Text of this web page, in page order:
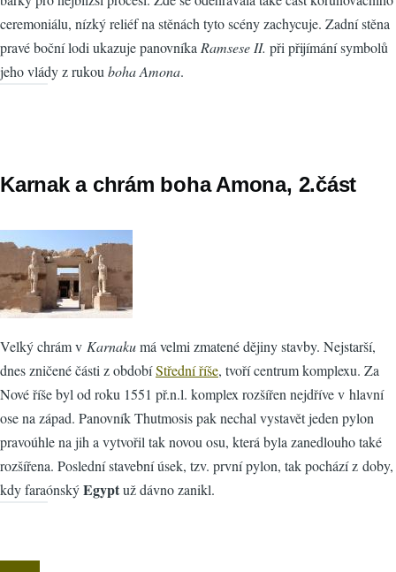
ceremoniálu, nízký reliéf na stěnách tyto scény zachycuje. Zadní stěna
pravé boční lodi ukazuje panovníkaRamsese II. při přijímání symbolů
jeho vlády z rukouboha Amona.
Karnak a chrám boha Amona, 2.část
Velký chrám v Karnakumá velmi zmatené dějiny stavby. Nejstarší,
dnes zničené části z obdobíStřední říše, tvoří centrum komplexu. Za
Nové říše byl od roku 1551 př.n.l. komplex rozšířen nejdříve v hlavní
ose na západ. Panovník Thutmosis pak nechal vystavět jeden pylon
pravoúhle na jih a vytvořil tak novou osu, která byla zanedlouho také
rozšířena. Poslední stavební úsek, tzv. první pylon, tak pochází z doby,
kdy faraónskýEgyptuž dávno zanikl.